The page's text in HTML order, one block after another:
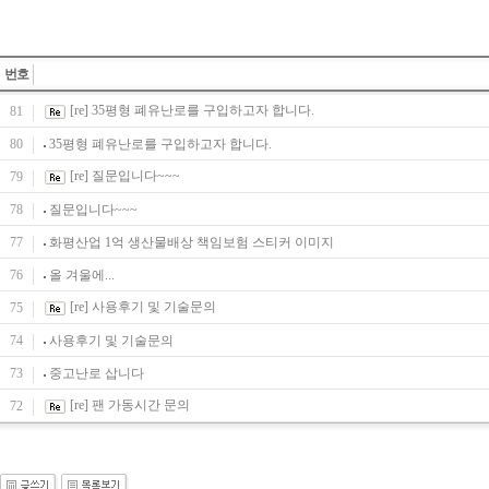
번호
81 [re] 35평형 폐유난로를 구입하고자 합니다.
80 35평형 폐유난로를 구입하고자 합니다.
79 [re] 질문입니다~~~
78 질문입니다~~~
77 화평산업 1억 생산물배상 책임보험 스티커 이미지
76 올 겨울에...
75 [re] 사용후기 및 기술문의
74 사용후기 및 기술문의
73 중고난로 삽니다
72 [re] 팬 가동시간 문의